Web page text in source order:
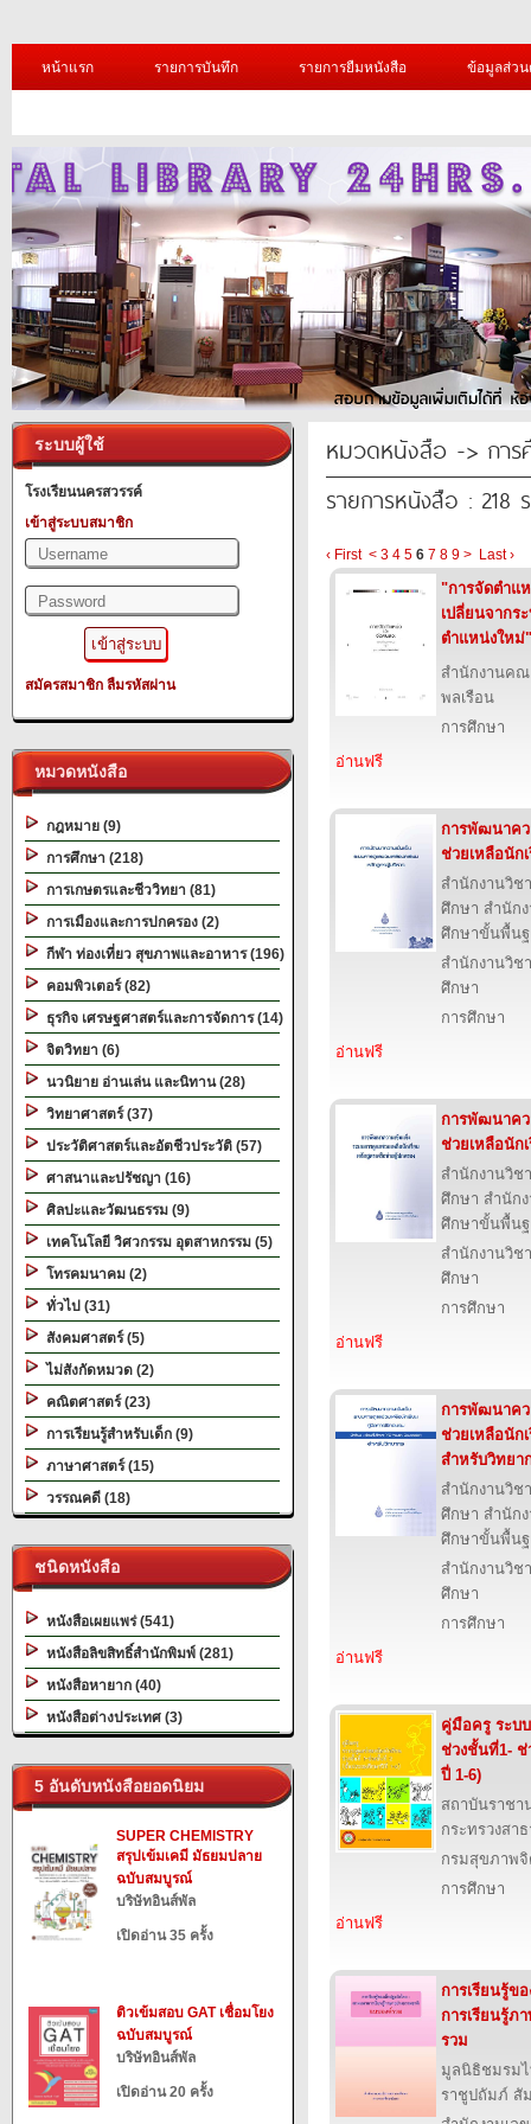
หน้าแรก รายการบันทึก รายการยืมหนังสือ ข้อมูลส่ว
ระบบผู้ใช้
โรงเรียนนครสวรรค์
เข้าสู่ระบบสมาชิก
สมัครสมาชิก ลืมรหัสผ่าน
หมวดหนังสือ
กฎหมาย (9)
การศึกษา (218)
การเกษตรและชีววิทยา (81)
การเมืองและการปกครอง (2)
กีฬา ท่องเที่ยว สุขภาพและอาหาร (196)
คอมพิวเตอร์ (82)
ธุรกิจ เศรษฐศาสตร์และการจัดการ (14)
จิตวิทยา (6)
นวนิยาย อ่านเล่น และนิทาน (28)
วิทยาศาสตร์ (37)
ประวัติศาสตร์และอัตชีวประวัติ (57)
ศาสนาและปรัชญา (16)
ศิลปะและวัฒนธรรม (9)
เทคโนโลยี วิศวกรรม อุตสาหกรรม (5)
โทรคมนาคม (2)
ทั่วไป (31)
สังคมศาสตร์ (5)
ไม่สังกัดหมวด (2)
คณิตศาสตร์ (23)
การเรียนรู้สำหรับเด็ก (9)
ภาษาศาสตร์ (15)
วรรณคดี (18)
ชนิดหนังสือ
หนังสือเผยแพร่ (541)
หนังสือลิขสิทธิ์สำนักพิมพ์ (281)
หนังสือหายาก (40)
หนังสือต่างประเทศ (3)
5 อันดับหนังสือยอดนิยม
SUPER CHEMISTRY
สรุปเข้มเคมี มัธยมปลาย
ฉบับสมบูรณ์
บริษัทอินส์พัล
เปิดอ่าน 35 ครั้ง
ติวเข้มสอบ GAT เชื่อมโยง
ฉบับสมบูรณ์
บริษัทอินส์พัล
เปิดอ่าน 20 ครั้ง
หมวดหนังสือ -> การ
รายการหนังสือ : 218
‹ First < 3 4 5 6 7 8 9 > Last ›
"การจัดตำแ
เปลี่ยนจากร
ตำแหน่งใหม่"
สำนักงานคณ
พลเรือน
การศึกษา
อ่านฟรี
การพัฒนาคว
ช่วยเหลือนัก
สำนักงานวิช
ศึกษา สำนัก
ศึกษาขั้นพื้น
สำนักงานวิช
ศึกษา
การศึกษา
อ่านฟรี
การพัฒนาคว
ช่วยเหลือนัก
สำนักงานวิช
ศึกษา สำนัก
ศึกษาขั้นพื้น
สำนักงานวิช
ศึกษา
การศึกษา
อ่านฟรี
การพัฒนาคว
ช่วยเหลือนัก
สำหรับวิทยา
สำนักงานวิช
ศึกษา สำนัก
ศึกษาขั้นพื้น
สำนักงานวิช
ศึกษา
การศึกษา
อ่านฟรี
คู่มือครู ระบ
ช่วงชั้นที่1-
ปี่ 1-6)
สถาบันราช
กระทรวงสา
กรมสุขภาพ
การศึกษา
อ่านฟรี
การเรียนรู้ข
การเรียนรู้ภ
รวม
มูลนิธิชมรมไ
ราชูปถัมภ์ สั